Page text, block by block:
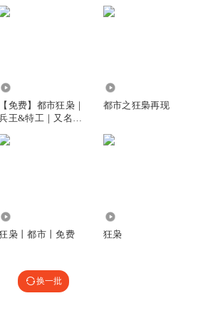
【免费】都市狂枭｜
王&特工｜又名：
都市之狂梟再现
枭丨都市丨免费 狂枭
换一批